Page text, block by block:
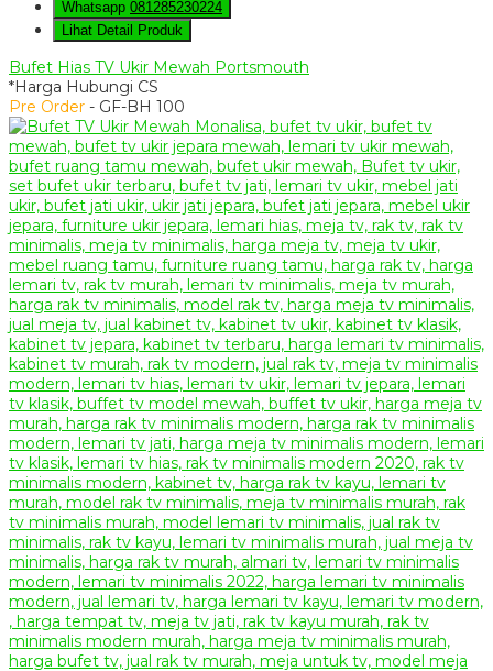
Whatsapp 081285230224
Lihat Detail Produk
Bufet Hias TV Ukir Mewah Portsmouth
*Harga Hubungi CS
Pre Order - GF-BH 100